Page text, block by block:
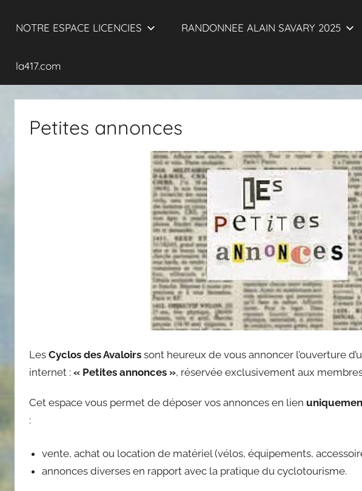
NOTRE ESPACE LICENCIES RANDONNEE ALAIN SAVARY 2025
la417.com
Petites annonces
Les Cyclos des Avaloirs sont heureux de vous annoncer l’ouverture
internet : « Petites annonces », réservée exclusivement aux
Cet espace vous permet de déposer vos annonces en lien
:
vente, achat ou location de matériel (vélos, équipements,
annonces diverses en rapport avec la pratique du cyclotourisme.